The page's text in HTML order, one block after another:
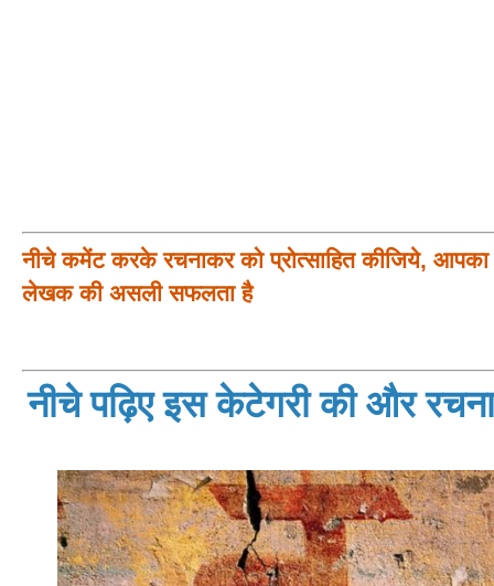
नीचे कमेंट करके रचनाकर को प्रोत्साहित कीजिये, आपका
लेखक की असली सफलता है
नीचे पढ़िए इस केटेगरी की और